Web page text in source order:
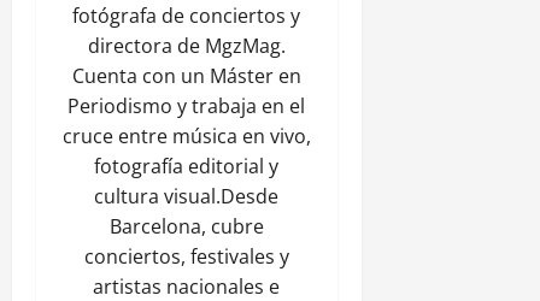
fotógrafa de conciertos y
directora de MgzMag.
Cuenta con un Máster en
Periodismo y trabaja en el
cruce entre música en vivo,
fotografía editorial y
cultura visual.Desde
Barcelona, cubre
conciertos, festivales y
artistas nacionales e